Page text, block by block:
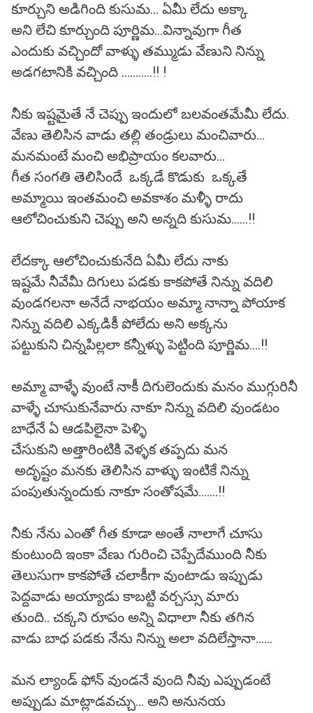
కూర్చుని అడిగింది కుసుమ... ఏమీ లేదు అక్కా
అని లేచి కూర్చుంది పూర్ణిమ...విన్నావుగా గీత
ఎందుకు వచ్చిందో వాళ్ళు తమ్ముడు వేణుని నిన్ను
అడగటానికి వచ్చింది ...........!! !
నీకు ఇష్టమైతే నే చెప్పు ఇందులో బలవంతమేమీ లేదు.
వేణు తెలిసిన వాడు తల్లి తండ్రులు మంచివారు...
మనమంటే మంచి అభిప్రాయం కలవారు...
గీత సంగతి తెలిసిందే ఒక్కడే కొడుకు ఒక్కతే
అమ్మాయి ఇంతమంచి అవకాశం మళ్ళీ రాదు
ఆలోచించుకుని చెప్పు అని అన్నది కుసుమ......!!
లేదక్కా ఆలోచించుకునేది ఏమీ లేదు నాకు
ఇష్టమే నీవేమీ దిగులు పడకు కాకపోతే నిన్ను వదిలి
వుండగలనా అనేదే నాభయం అమ్మా నాన్నా పోయాక
నిన్ను వదిలి ఎక్కడికీ పోలేదు అని అక్కను
పట్టుకుని చిన్నపిల్లలా కన్నీళ్ళు పెట్టింది పూర్ణిమ....!!
అమ్మా వాళ్ళే వుంటే నాకీ దిగులెందుకు మనం ముగ్గురినీ
వాళ్ళే చూసుకునేవారు నాకూ నిన్ను వదిలి వుండటం
బాధేనే ఏ ఆడపిలైనా పెళ్ళి
చేసుకుని అత్తారింటికి వెళ్ళక తప్పదు మన
అదృష్టం మనకు తెలిసిన వాళ్ళు ఇంటికే నిన్ను
పంపుతున్నందుకు నాకూ సంతోషమే.......!!
నీకు నేను ఎంతో గీత కూడా అంతే నాలాగే చూసు
కుంటుంది ఇంకా వేణు గురించి చెప్పేదేముంది నీకు
తెలుసుగా కాకపోతే చలాకీగా వుంటాడు ఇప్పుడు
పెద్దవాడు అయ్యాడు కాబట్టి వర్చస్సు మారు
తుంది.. చక్కని రూపం అన్ని విధాలా నీకు తగిన
వాడు బాధ పడకు నేను నిన్ను అలా వదిలేస్తానా......
మన ల్యాండ్ ఫోన్ వుండనే వుంది నీవు ఎప్పుడంటే
అప్పుడు మాట్లాడవచ్చు... అని అనునయ